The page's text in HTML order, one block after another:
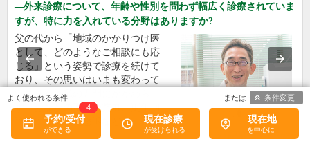
外来診療について、年齢や性別を問わず幅広く診療されていま
すが、特に力を入れている分野はありますか?
父の代から「地域のかかりつけ医
として、どのようなご相談にも応
じる」という姿勢で診療を続けて
おり、その思いはいまも変わって
いません。私の専門にかかわら
ず、おなかの不調や貧血、更年期
障害による不定愁訴など…
>>記事全文を読む
予約/受付
4
現在診療 現在地
条件変更